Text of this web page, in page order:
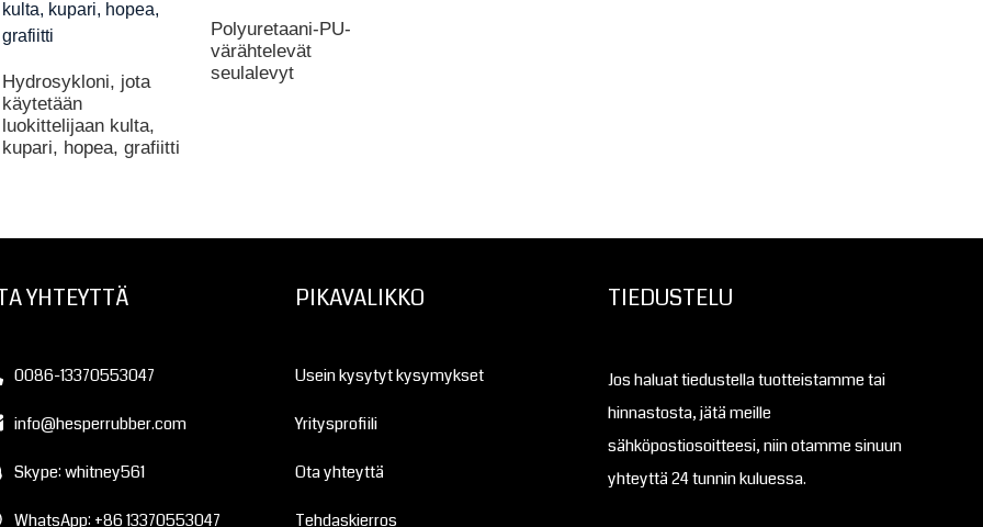
Hydrosykloni, jota
käytetään
luokittelijaan kulta,
kupari, hopea, grafiitti
Polyuretaani-PU-
värähtelevät
seulalevyt
YHTEYTTÄ
0086-13370553047
info@hesperrubber.com
Skype: whitney561
WhatsApp: +86 13370553047
PIKAVALIKKO
Usein kysytyt kysymykset
Yritysprofiili
Ota yhteyttä
Tehdaskierros
TIEDUSTELU
Jos haluat tiedustella tuotteistamme tai
hinnastosta, jätä meille
sähköpostiosoitteesi, niin otamme sinuun
yhteyttä 24 tunnin kuluessa.